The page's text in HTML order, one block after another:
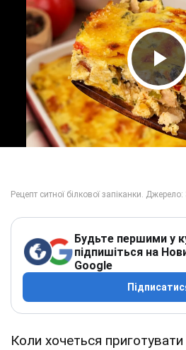
Будьте першими у
підпишіться на
Google
Коли хочеться